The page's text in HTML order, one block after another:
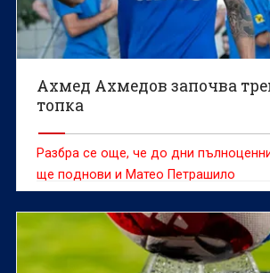
Ахмед Ахмедов започва
топка
Разбра се още, че до дни
ще поднови и Матео Петрашило